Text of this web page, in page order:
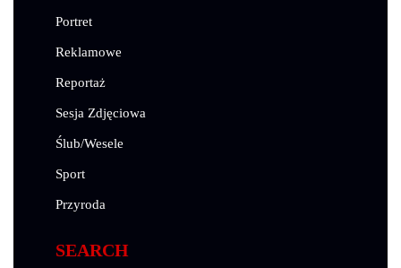
Portret
Reklamowe
Reportaż
Sesja Zdjęciowa
Ślub/Wesele
Sport
Przyroda
SEARCH